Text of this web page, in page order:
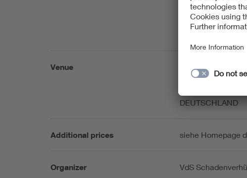
Planer und
Mitarbeiter
Venue
VdS
Pasteurstr. 17a
DEUTSCHLAND
Additional prices siehe Homepage
Organizer VdS